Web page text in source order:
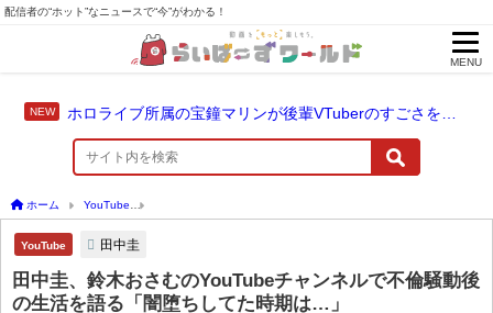
配信者の“ホット”なニュースで“今”がわかる！
MENU
ホーム YouTube
YouTube 田中圭
田中圭、鈴木おさむのYouTubeチャンネルで不倫騒動後
の生活を語る「闇堕ちしてた時期は…」